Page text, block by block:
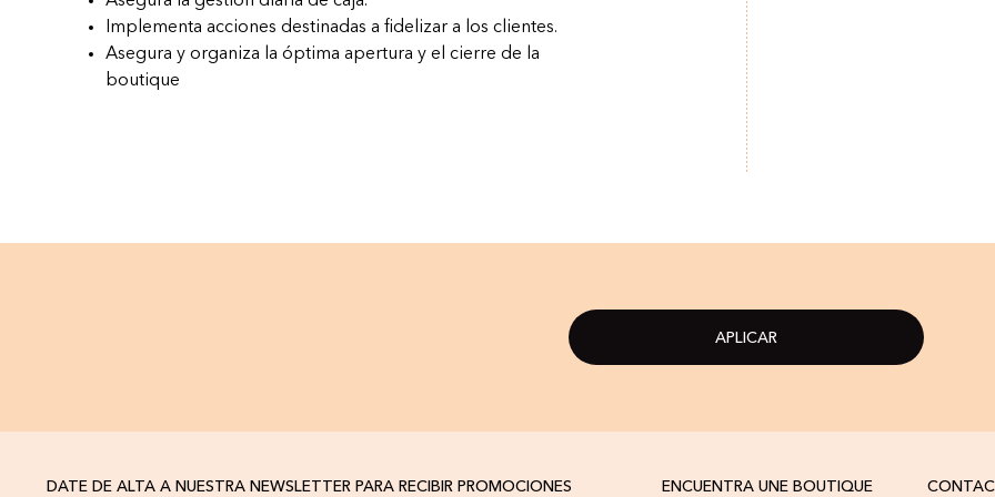
Implementa acciones destinadas a fidelizar a los clientes.
Asegura y organiza la óptima apertura y el cierre de la
boutique
APLICAR
DATE DE ALTA A NUESTRA NEWSLETTER PARA RECIBIR PROMOCIONES ENCUENTRA UNE BOUTIQUE